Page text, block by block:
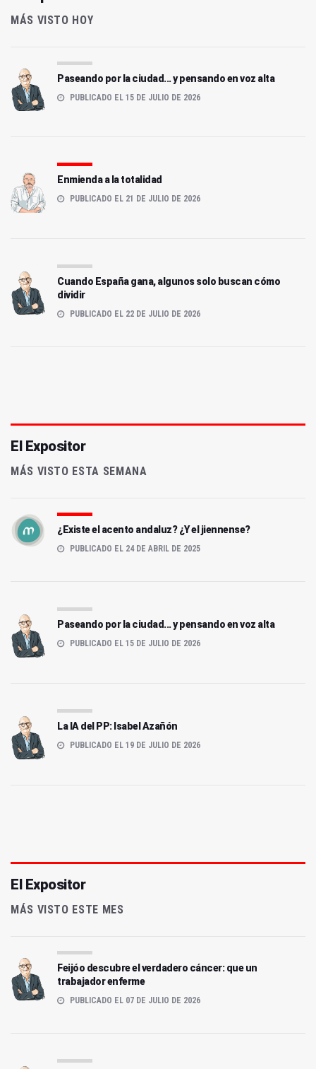
MÁS VISTO HOY
Paseando por la ciudad... y pensando en voz alta
PUBLICADO EL 15 DE JULIO DE 2026
Enmienda a la totalidad
PUBLICADO EL 21 DE JULIO DE 2026
Cuando España gana, algunos solo buscan cómo
dividir
PUBLICADO EL 22 DE JULIO DE 2026
El Expositor
MÁS VISTO ESTA SEMANA
¿Existe el acento andaluz? ¿Y el jiennense?
PUBLICADO EL 24 DE ABRIL DE 2025
Paseando por la ciudad... y pensando en voz alta
PUBLICADO EL 15 DE JULIO DE 2026
La IA del PP: Isabel Azañón
PUBLICADO EL 19 DE JULIO DE 2026
El Expositor
MÁS VISTO ESTE MES
Feijóo descubre el verdadero cáncer: que un
trabajador enferme
PUBLICADO EL 07 DE JULIO DE 2026